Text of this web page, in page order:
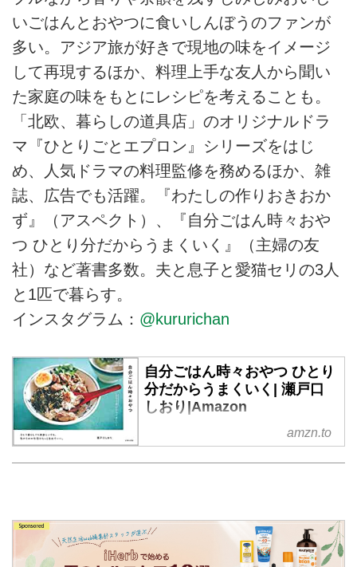
いごはんとおやつに食いしんぼうのファンが
多い。アジア旅が好きで現地の味をイメージ
して再現するほか、料理上手な友人から聞い
た家庭の味をもとにレシピを考えることも。
「北欧、暮らしの道具店」のオリジナルドラ
マ『ひとりごとエプロン』シリーズをはじ
め、人気ドラマの料理監修を務めるほか、雑
誌、広告でも活躍。『わたしの作りおきおか
ず』（アスペクト）、『自分ごはん時々おや
つ ひとり分だからうまくいく』（主婦の友
社）など著書多数。夫と息子と愛猫セリの3人
と1匹で暮らす。
インスタグラム： @kururichan
自分ごはん時々おやつ ひとり
分だからうまくいく| 瀬戸口
しおり|Amazon
ひとり暮らしでも家族といても、
私のための料理はもっと自由がい
集。
amzn.to